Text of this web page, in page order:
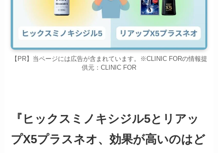
【PR】当ページには広告が含まれています。※CLINIC FORの情報提
供元：CLINIC FOR
『ヒックスミノキシジル5とリアッ
プX5プラスネオ、効果が高いのはど